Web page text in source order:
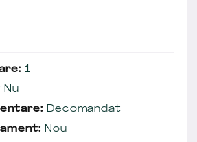
1
Nu
Decomandat
Nou